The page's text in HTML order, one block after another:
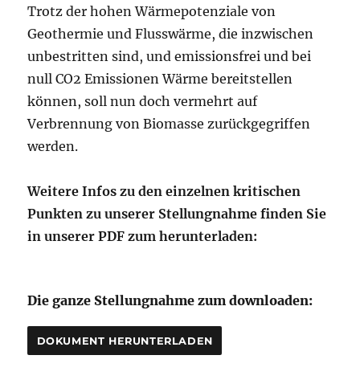
Trotz der hohen Wärmepotenziale von
Geothermie und Flusswärme, die inzwischen
unbestritten sind, und emissionsfrei und bei
null CO2 Emissionen Wärme bereitstellen
können, soll nun doch vermehrt auf
Verbrennung von Biomasse zurückgegriffen
werden.
Weitere Infos zu den einzelnen kritischen
Punkten zu unserer Stellungnahme finden Sie
in unserer PDF zum herunterladen:
Die ganze Stellungnahme zum downloaden:
DOKUMENT HERUNTERLADEN